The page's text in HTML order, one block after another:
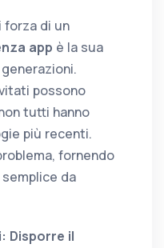
forza di un
app è la sua
possono
tutti hanno
più recenti.
fornendo
da
Disporre il